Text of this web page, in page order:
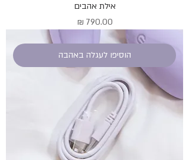
אילת אהבים
מחיר
הוסיפו לעגלה באהבה